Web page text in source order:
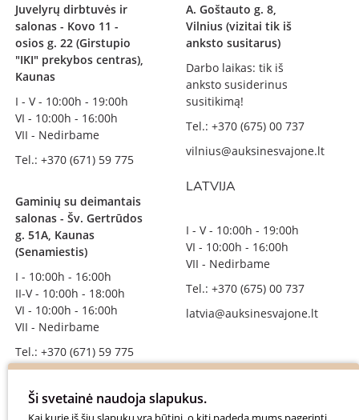
Juvelyrų dirbtuvės ir
salonas - Kovo 11 -
osios g. 22 (Girstupio
"IKI" prekybos centras),
Kaunas
I - V - 10:00h - 19:00h
VI - 10:00h - 16:00h
VII - Nedirbame
Tel.: +370 (671) 59 775
Gaminių su deimantais
salonas - Šv. Gertrūdos
g. 51A, Kaunas
(Senamiestis)
I - 10:00h - 16:00h
II-V - 10:00h - 18:00h
VI - 10:00h - 16:00h
VII - Nedirbame
Tel.: +370 (671) 59 775
SEKITE MUS
A. Goštauto g. 8,
Vilnius (vizitai tik iš
anksto susitarus)
Darbo laikas: tik iš
anksto susiderinus
susitikimą!
Tel.: +370 (675) 00 737
vilnius@auksinesvajone.lt
LATVIJA
I - V - 10:00h - 19:00h
VI - 10:00h - 16:00h
VII - Nedirbame
Tel.: +370 (675) 00 737
latvia@auksinesvajone.lt
Ši svetainė naudoja slapukus.